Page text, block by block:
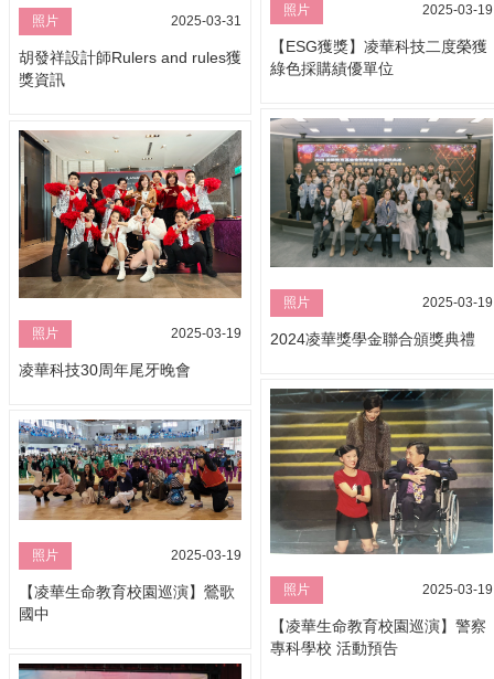
照片 2025-03-31
胡發祥設計師Rulers and rules獲
獎資訊
照片 2025-03-19
【ESG獲獎】凌華科技二度榮獲
綠色採購績優單位
照片 2025-03-19
2024凌華獎學金聯合頒獎典禮
照片 2025-03-19
凌華科技30周年尾牙晚會
照片 2025-03-19
【凌華生命教育校園巡演】警察
專科學校 活動預告
照片 2025-03-19
【凌華生命教育校園巡演】鶯歌
國中